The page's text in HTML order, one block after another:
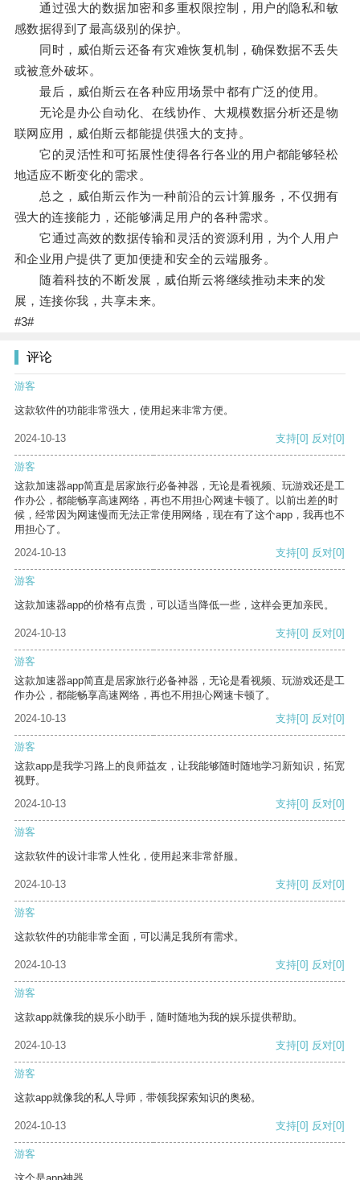
通过强大的数据加密和多重权限控制，用户的隐私和敏
感数据得到了最高级别的保护。
同时，威伯斯云还备有灾难恢复机制，确保数据不丢失
或被意外破坏。
最后，威伯斯云在各种应用场景中都有广泛的使用。
无论是办公自动化、在线协作、大规模数据分析还是物
联网应用，威伯斯云都能提供强大的支持。
它的灵活性和可拓展性使得各行各业的用户都能够轻松
地适应不断变化的需求。
总之，威伯斯云作为一种前沿的云计算服务，不仅拥有
强大的连接能力，还能够满足用户的各种需求。
它通过高效的数据传输和灵活的资源利用，为个人用户
和企业用户提供了更加便捷和安全的云端服务。
随着科技的不断发展，威伯斯云将继续推动未来的发
展，连接你我，共享未来。
#3#
评论
游客
这款软件的功能非常强大，使用起来非常方便。
2024-10-13 支持[0] 反对[0]
游客
这款加速器app简直是居家旅行必备神器，无论是看视频、玩游戏还是工
作办公，都能畅享高速网络，再也不用担心网速卡顿了。以前出差的时
候，经常因为网速慢而无法正常使用网络，现在有了这个app，我再也不
用担心了。
2024-10-13
支持[0] 反对[0]
游客
这款加速器app的价格有点贵，可以适当降低一些，这样会更加亲民。
2024-10-13 支持[0] 反对[0]
游客
这款加速器app简直是居家旅行必备神器，无论是看视频、玩游戏还是工
作办公，都能畅享高速网络，再也不用担心网速卡顿了。
2024-10-13
支持[0] 反对[0]
游客
这款app是我学习路上的良师益友，让我能够随时随地学习新知识，拓宽
视野。
2024-10-13
支持[0] 反对[0]
游客
这款软件的设计非常人性化，使用起来非常舒服。
2024-10-13 支持[0] 反对[0]
游客
这款软件的功能非常全面，可以满足我所有需求。
2024-10-13 支持[0] 反对[0]
游客
这款app就像我的娱乐小助手，随时随地为我的娱乐提供帮助。
2024-10-13 支持[0] 反对[0]
游客
这款app就像我的私人导师，带领我探索知识的奥秘。
2024-10-13 支持[0] 反对[0]
游客